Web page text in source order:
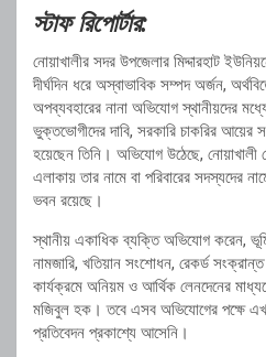
স্টাফ রিপোর্টার:
নোয়াখালীর সদর উপজেলার মিদ্দারহাট
দীর্ঘদিন ধরে অস্বাভাবিক সম্পদ অর্জন,
অপব্যবহারের নানা অভিযোগ স্থানীয়দের
ভুক্তভোগীদের দাবি, সরকারি চাকরির আয়ের
হয়েছেন তিনি। অভিযোগ উঠেছে, নোয়াখালী
এলাকায় তার নামে বা পরিবারের সদস্যদের
ভবন রয়েছে।
স্থানীয় একাধিক ব্যক্তি অভিযোগ করেন,
নামজারি, খতিয়ান সংশোধন, রেকর্ড
কার্যক্রমে অনিয়ম ও আর্থিক লেনদেনের
মজিবুল হক। তবে এসব অভিযোগের পক্ষে
প্রতিবেদন প্রকাশ্যে আসেনি।